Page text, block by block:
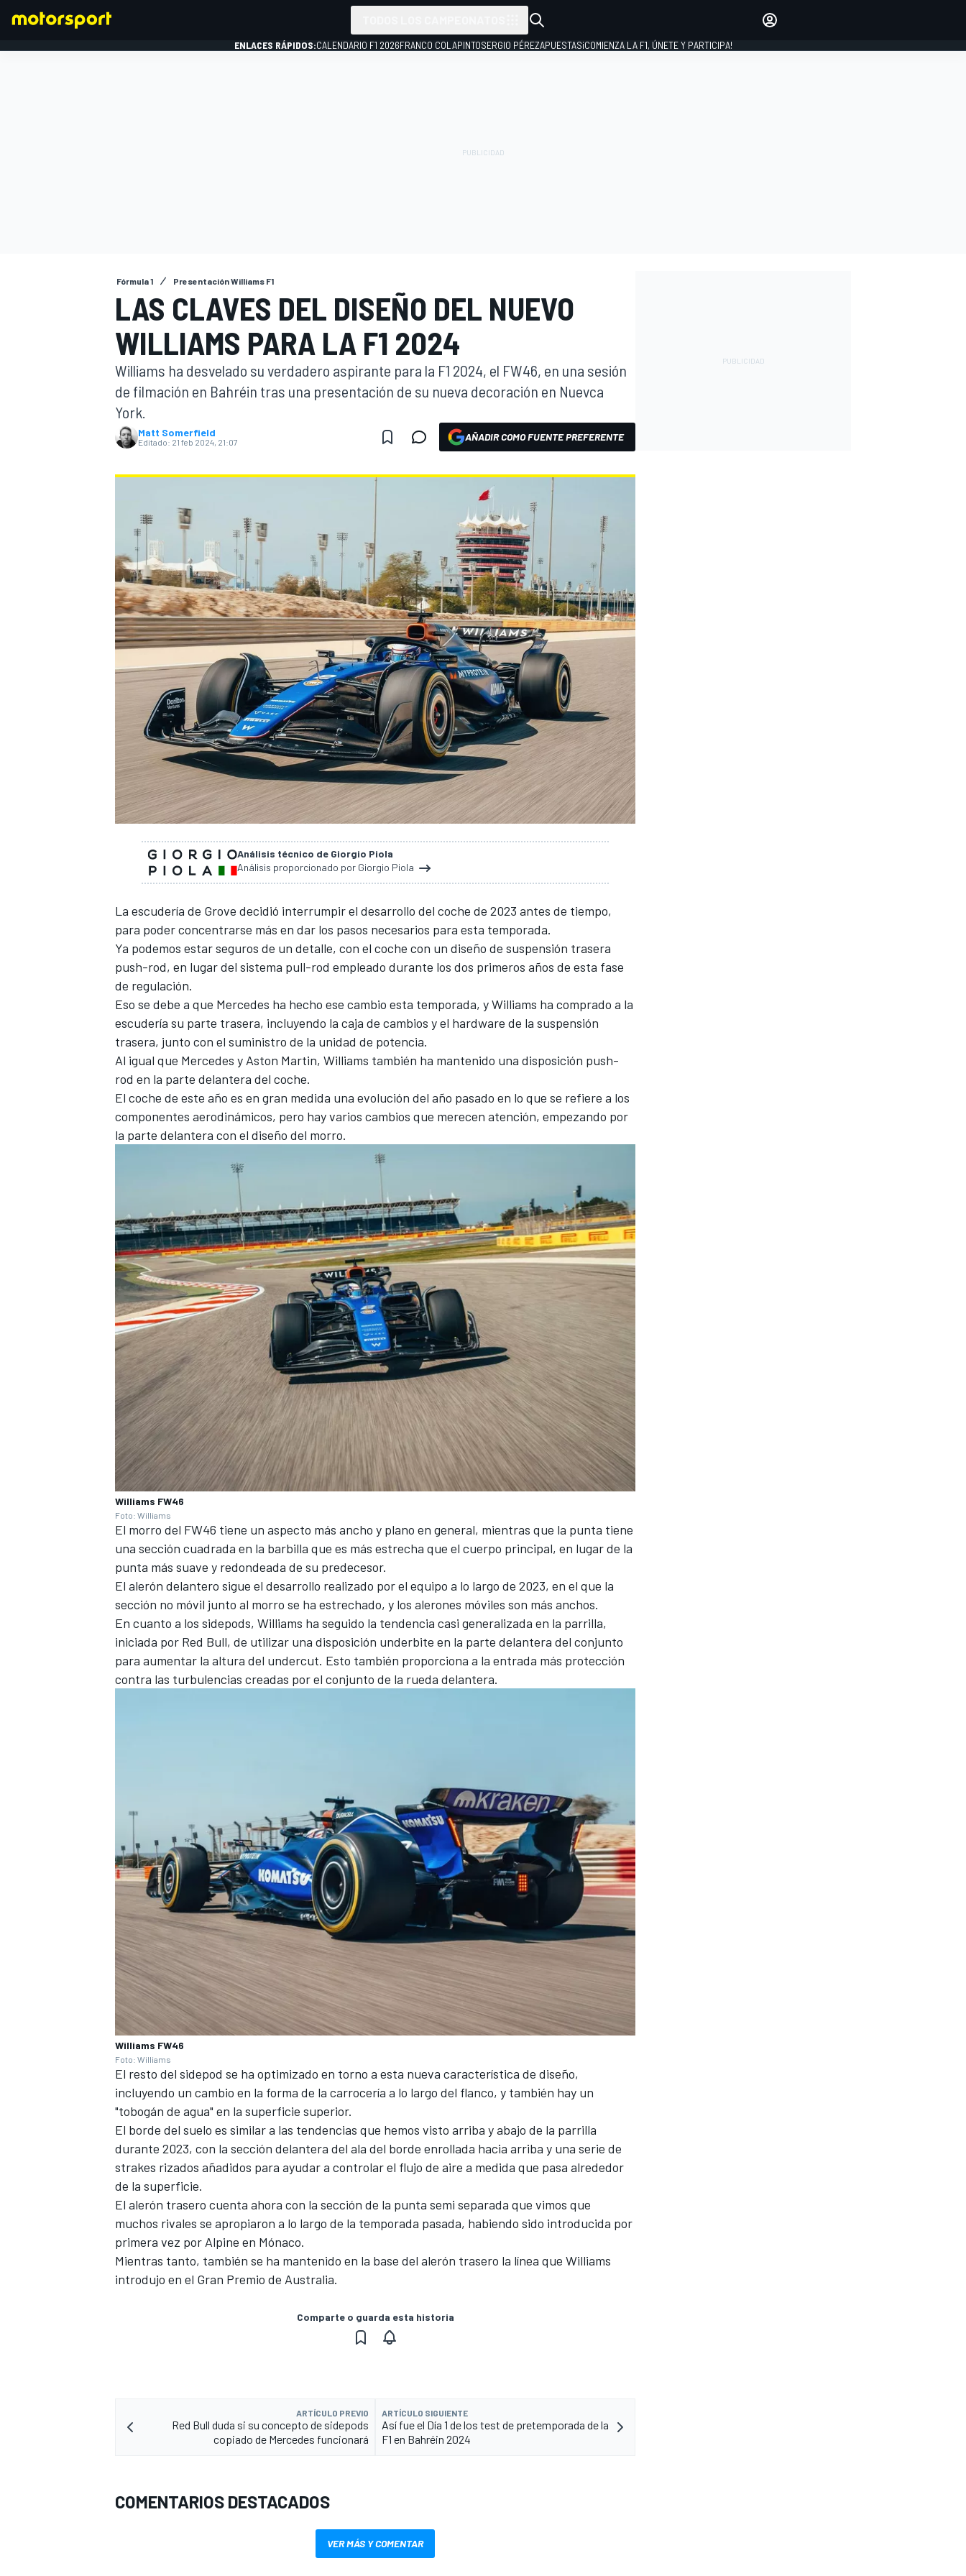
INDYCAR
MOTOGP
NASCAR CUP
FÓRMULA E
MÁS CATEGORÍAS
INICIAR SESIÓN
ENLACES RÁPIDOS:CALENDARIO F1 2026FRANCO COLAPINTOSERGIO PÉREZAPUESTAS¡COMIENZA LA F1, ÚNETE Y PARTICIPA!
Fórmula 1 Presentación Williams F1
LAS CLAVES DEL DISEÑO DEL NUEVO
WILLIAMS PARA LA F1 2024
Williams ha desvelado su verdadero aspirante para la F1 2024, el FW46, en una sesión
de filmación en Bahréin tras una presentación de su nueva decoración en Nuevca
York.
Matt Somerfield
Editado: 21 feb 2024, 21:07 AÑADIR COMO FUENTE PREFERENTE
Análisis técnico de Giorgio Piola
Análisis proporcionado por Giorgio Piola
La escudería de Grove decidió interrumpir el desarrollo del coche de 2023 antes de tiempo,
para poder concentrarse más en dar los pasos necesarios para esta temporada.
Ya podemos estar seguros de un detalle, con el coche con un diseño de suspensión trasera
push-rod, en lugar del sistema pull-rod empleado durante los dos primeros años de esta fase
de regulación.
Eso se debe a que Mercedes ha hecho ese cambio esta temporada, yWilliams ha comprado a la
escudería su parte trasera, incluyendo la caja de cambios y el hardware de la suspensión
trasera, junto con el suministro de la unidad de potencia.
Al igual que Mercedes y Aston Martin, Williams también ha mantenido una disposición push-
rod en la parte delantera del coche.
El coche de este año es en gran medida una evolución del año pasado en lo que se refiere a los
componentes aerodinámicos, pero hay varios cambios que merecen atención, empezando por
la parte delantera con el diseño del morro.
Williams FW46
Foto: Williams
El morro del FW46 tiene un aspecto más ancho y plano en general, mientras que la punta tiene
una sección cuadrada en la barbilla que es más estrecha que el cuerpo principal, en lugar de la
punta más suave y redondeada de su predecesor.
El alerón delantero sigue el desarrollo realizado por el equipo a lo largo de 2023, en el que la
sección no móvil junto al morro se ha estrechado, y los alerones móviles son más anchos.
En cuanto a los sidepods, Williams ha seguido la tendencia casi generalizada en la parrilla,
iniciada por Red Bull, de utilizar una disposición underbite en la parte delantera del conjunto
para aumentar la altura del undercut. Esto también proporciona a la entrada más protección
contra las turbulencias creadas por el conjunto de la rueda delantera.
Williams FW46
Foto: Williams
El resto del sidepod se ha optimizado en torno a esta nueva característica de diseño,
incluyendo un cambio en la forma de la carrocería a lo largo del flanco, y también hay un
"tobogán de agua" en la superficie superior.
El borde del suelo es similar a las tendencias que hemos visto arriba y abajo de la parrilla
durante 2023, con la sección delantera del ala del borde enrollada hacia arriba y una serie de
strakes rizados añadidos para ayudar a controlar el flujo de aire a medida que pasa alrededor
de la superficie.
El alerón trasero cuenta ahora con la sección de la punta semi separada que vimos que
muchos rivales se apropiaron a lo largo de la temporada pasada, habiendo sido introducida por
primera vez por Alpine en Mónaco.
Mientras tanto, también se ha mantenido en la base del alerón trasero la línea que Williams
introdujo en el Gran Premio de Australia.
Comparte o guarda esta historia
ARTÍCULO PREVIO
Red Bull duda si su concepto de sidepods
copiado de Mercedes funcionará
ARTÍCULO SIGUIENTE
Así fue el Día 1 de los test de pretemporada de la
F1 en Bahréin 2024
COMENTARIOS DESTACADOS
VER MÁS Y COMENTAR